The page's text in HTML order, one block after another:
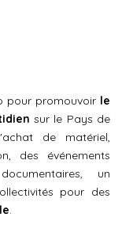
pour promouvoir le
sur le Pays de
de matériel,
des événements
un
pour des
.